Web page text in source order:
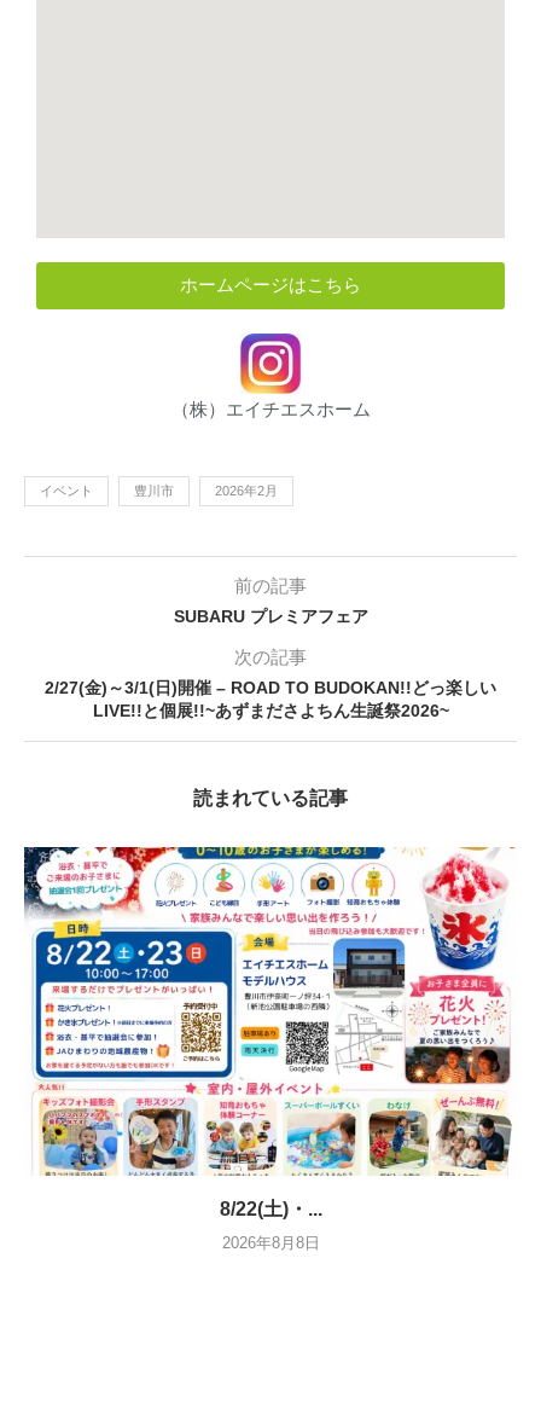
ホームページはこちら
（株）エイチエスホーム
イベント 豊川市 2026年2月
前の記事
SUBARU プレミアフェア
次の記事
2/27(金)～3/1(日)開催 – ROAD TO BUDOKAN!!どっ楽しい
LIVE!!と個展!!~あずまださよちん生誕祭2026~
読まれている記事
8/22(土)・...
2026年8月8日